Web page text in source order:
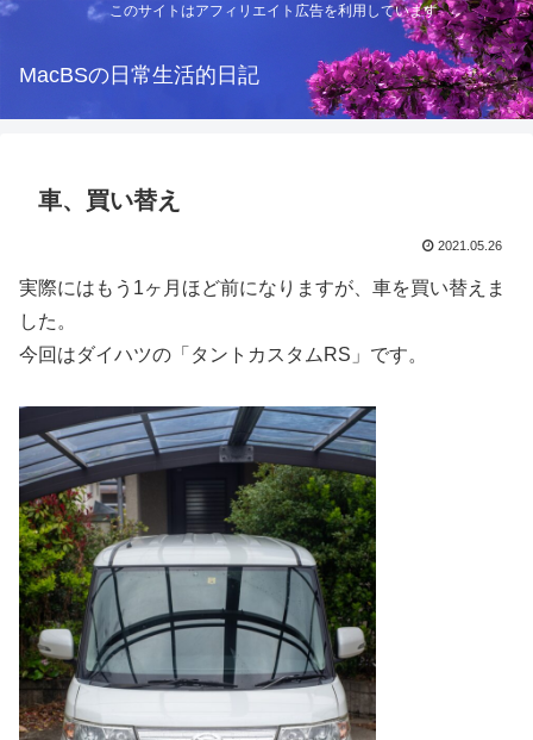
このサイトはアフィリエイト広告を利用しています
MacBSの日常生活的日記
車、買い替え
2021.05.26
実際にはもう1ヶ月ほど前になりますが、車を買い替えま
した。
今回はダイハツの「タントカスタムRS」です。